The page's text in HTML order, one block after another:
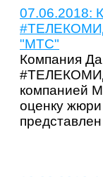
07.06.2018:
"МТС"
Компания
компанией
оценку